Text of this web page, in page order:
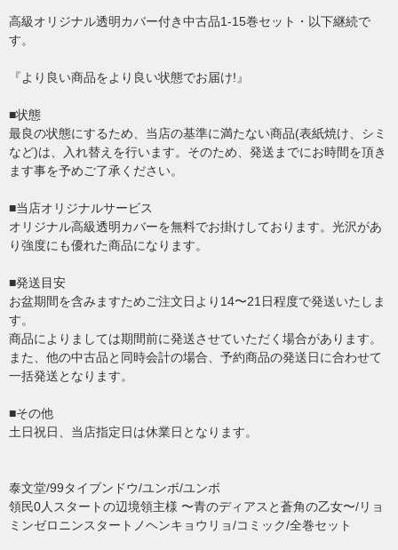
高級オリジナル透明カバー付き中古品1-15巻セット・以下継続で
す。
『より良い商品をより良い状態でお届け!』
■状態
最良の状態にするため、当店の基準に満たない商品(表紙焼け、シミ
など)は、入れ替えを行います。そのため、発送までにお時間を頂き
ます事を予めご了承ください。
■当店オリジナルサービス
オリジナル高級透明カバーを無料でお掛けしております。光沢があ
り強度にも優れた商品になります。
■発送目安
お盆期間を含みますためご注文日より14〜21日程度で発送いたしま
す。
商品によりましては期間前に発送させていただく場合があります。
また、他の中古品と同時会計の場合、予約商品の発送日に合わせて
一括発送となります。
■その他
土日祝日、当店指定日は休業日となります。
泰文堂/99タイブンドウ/ユンボ/ユンボ
領民0人スタートの辺境領主様 〜青のディアスと蒼角の乙女〜/リョ
ミンゼロニンスタートノヘンキョウリョ/コミック/全巻セット